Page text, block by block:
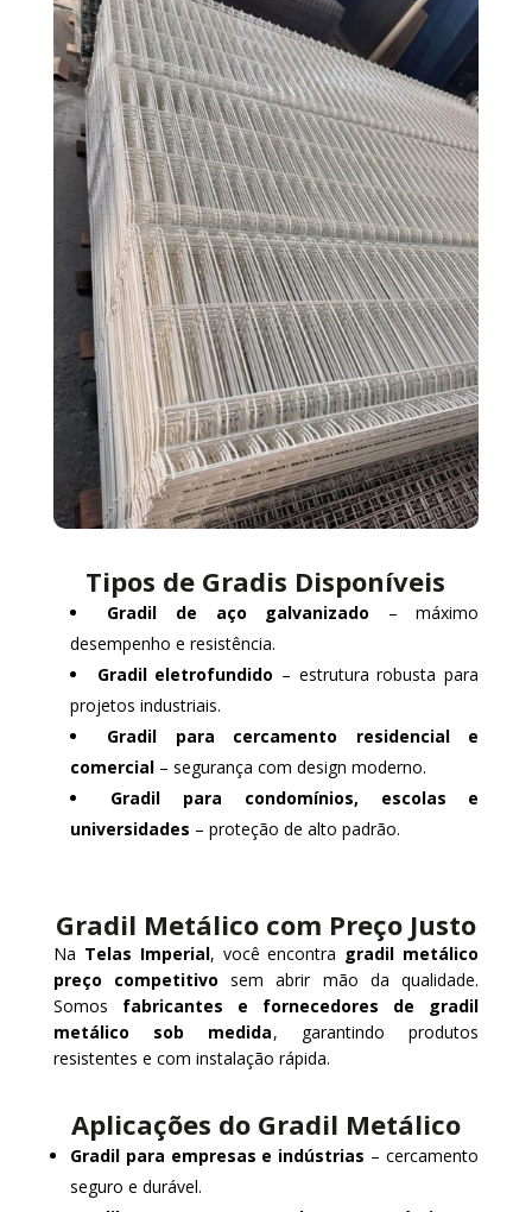
Tipos de Gradis Disponíveis
Gradil de aço galvanizado – máximo
desempenho e resistência.
Gradil eletrofundido – estrutura robusta para
projetos industriais.
Gradil para cercamento residencial e
comercial– segurança com design moderno.
Gradil para condomínios, escolas e
universidades – proteção de alto padrão.
Gradil Metálico com Preço Justo
Na Telas Imperial, você encontra gradil metálico
preço competitivo sem abrir mão da qualidade.
Somos fabricantes e fornecedores de gradil
metálico sob medida, garantindo produtos
resistentes e com instalação rápida.
Aplicações do Gradil Metálico
Gradil para empresas e indústrias – cercamento
seguro e durável.